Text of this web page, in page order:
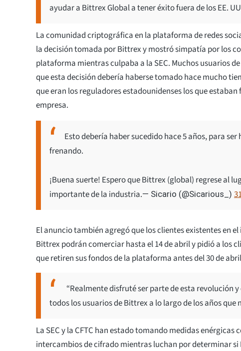
ayudar a Bittrex Global a tener éxito fuera de los EE.
La comunidad criptográfica en la plataforma de redes
la decisión tomada por Bittrex y mostró simpatía por los
plataforma mientras culpaba a la SEC. Muchos usuarios
que esta decisión debería haberse tomado hace mucho
que eran los reguladores estadounidenses los que estaban
empresa.
Esto debería haber sucedido hace 5 años, para
frenando.
¡Buena suerte! Espero que Bittrex (global) regrese al
importante de la industria.— Sicario (@Sicarious_)
El anuncio también agregó que los clientes existentes en
Bittrex podrán comerciar hasta el 14 de abril y pidió a los
que retiren sus fondos de la plataforma antes del 30 de
“Realmente disfruté ser parte de esta revolución
todos los usuarios de Bittrex a lo largo de los años que
La SEC y la CFTC han estado tomando medidas enérgicas
intercambios de cifrado mientras luchan por determinar si